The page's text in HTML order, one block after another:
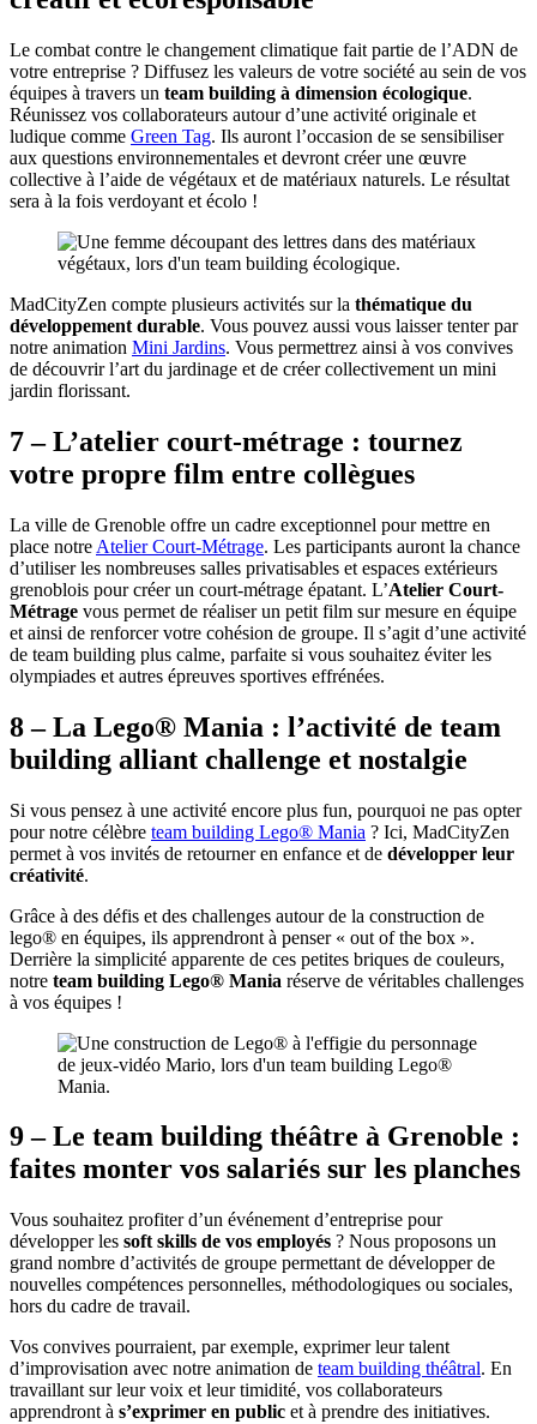
Le combat contre le changement climatique fait partie de l’ADN de
votre entreprise ? Diffusez les valeurs de votre société au sein de vos
équipes à travers un team building à dimension écologique.
Réunissez vos collaborateurs autour d’une activité originale et
ludique comme Green Tag. Ils auront l’occasion de se sensibiliser
aux questions environnementales et devront créer une œuvre
collective à l’aide de végétaux et de matériaux naturels. Le résultat
sera à la fois verdoyant et écolo !
MadCityZen compte plusieurs activités sur la thématique du
développement durable. Vous pouvez aussi vous laisser tenter par
notre animation Mini Jardins. Vous permettrez ainsi à vos convives
de découvrir l’art du jardinage et de créer collectivement un mini
jardin florissant.
7 – L’atelier court-métrage : tournez
votre propre film entre collègues
La ville de Grenoble offre un cadre exceptionnel pour mettre en
place notre Atelier Court-Métrage. Les participants auront la chance
d’utiliser les nombreuses salles privatisables et espaces extérieurs
grenoblois pour créer un court-métrage épatant. L’Atelier Court-
Métrage vous permet de réaliser un petit film sur mesure en équipe
et ainsi de renforcer votre cohésion de groupe. Il s’agit d’une activité
de team building plus calme, parfaite si vous souhaitez éviter les
olympiades et autres épreuves sportives effrénées.
8 – La Lego® Mania : l’activité de team
building alliant challenge et nostalgie
Si vous pensez à une activité encore plus fun, pourquoi ne pas opter
pour notre célèbre team building Lego® Mania ? Ici, MadCityZen
permet à vos invités de retourner en enfance et de développer leur
créativité.
Grâce à des défis et des challenges autour de la construction de
lego® en équipes, ils apprendront à penser « out of the box ».
Derrière la simplicité apparente de ces petites briques de couleurs,
notre team building Lego® Mania réserve de véritables challenges
à vos équipes !
9 – Le team building théâtre à Grenoble :
faites monter vos salariés sur les planches
Vous souhaitez profiter d’un événement d’entreprise pour
développer les soft skills de vos employés ? Nous proposons un
grand nombre d’activités de groupe permettant de développer de
nouvelles compétences personnelles, méthodologiques ou sociales,
hors du cadre de travail.
Vos convives pourraient, par exemple, exprimer leur talent
d’improvisation avec notre animation de team building théâtral. En
travaillant sur leur voix et leur timidité, vos collaborateurs
apprendront à s’exprimer en public et à prendre des initiatives.